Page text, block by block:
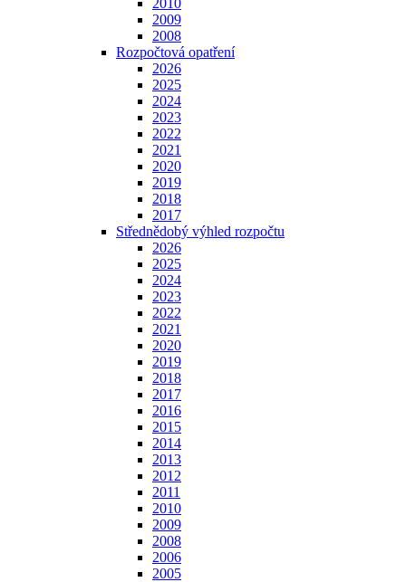
2010
2009
2008
Rozpočtová opatření
2026
2025
2024
2023
2022
2021
2020
2019
2018
2017
Střednědobý výhled rozpočtu
2026
2025
2024
2023
2022
2021
2020
2019
2018
2017
2016
2015
2014
2013
2012
2011
2010
2009
2008
2006
2005